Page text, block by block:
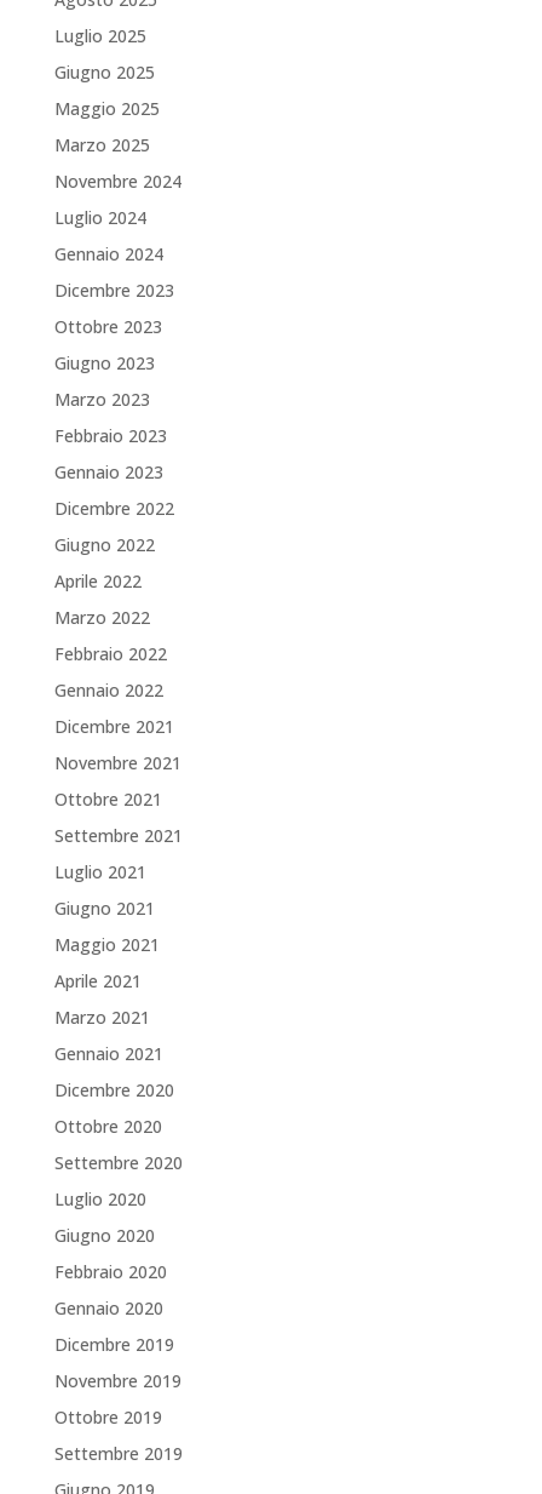
Luglio 2025
Giugno 2025
Maggio 2025
Marzo 2025
Novembre 2024
Luglio 2024
Gennaio 2024
Dicembre 2023
Ottobre 2023
Giugno 2023
Marzo 2023
Febbraio 2023
Gennaio 2023
Dicembre 2022
Giugno 2022
Aprile 2022
Marzo 2022
Febbraio 2022
Gennaio 2022
Dicembre 2021
Novembre 2021
Ottobre 2021
Settembre 2021
Luglio 2021
Giugno 2021
Maggio 2021
Aprile 2021
Marzo 2021
Gennaio 2021
Dicembre 2020
Ottobre 2020
Settembre 2020
Luglio 2020
Giugno 2020
Febbraio 2020
Gennaio 2020
Dicembre 2019
Novembre 2019
Ottobre 2019
Settembre 2019